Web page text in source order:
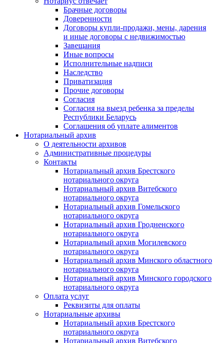
Брачные договоры
Доверенности
Договоры купли-продажи, мены, дарения
и иные договоры с недвижимостью
Завещания
Иные вопросы
Исполнительные надписи
Наследство
Приватизация
Прочие договоры
Согласия
Согласия на выезд ребенка за пределы
Республики Беларусь
Соглашения об уплате алиментов
Нотариальный архив
О деятельности архивов
Административные процедуры
Контакты
Нотариальный архив Брестского
нотариального округа
Нотариальный архив Витебского
нотариального округа
Нотариальный архив Гомельского
нотариального округа
Нотариальный архив Гродненского
нотариального округа
Нотариальный архив Могилевского
нотариального округа
Нотариальный архив Минского областного
нотариального округа
Нотариальный архив Минского городского
нотариального округа
Оплата услуг
Реквизиты для оплаты
Нотариальные архивы
Нотариальный архив Брестского
нотариального округа
Нотариальный архив Витебского